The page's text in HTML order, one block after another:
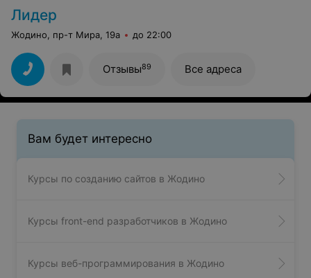
Лидер
Жодино, пр-т Мира, 19а до 22:00
Отзывы89 Все адреса
Вам будет интересно
Курсы по созданию сайтов в Жодино
Курсы front-end разработчиков в Жодино
Курсы веб-программирования в Жодино